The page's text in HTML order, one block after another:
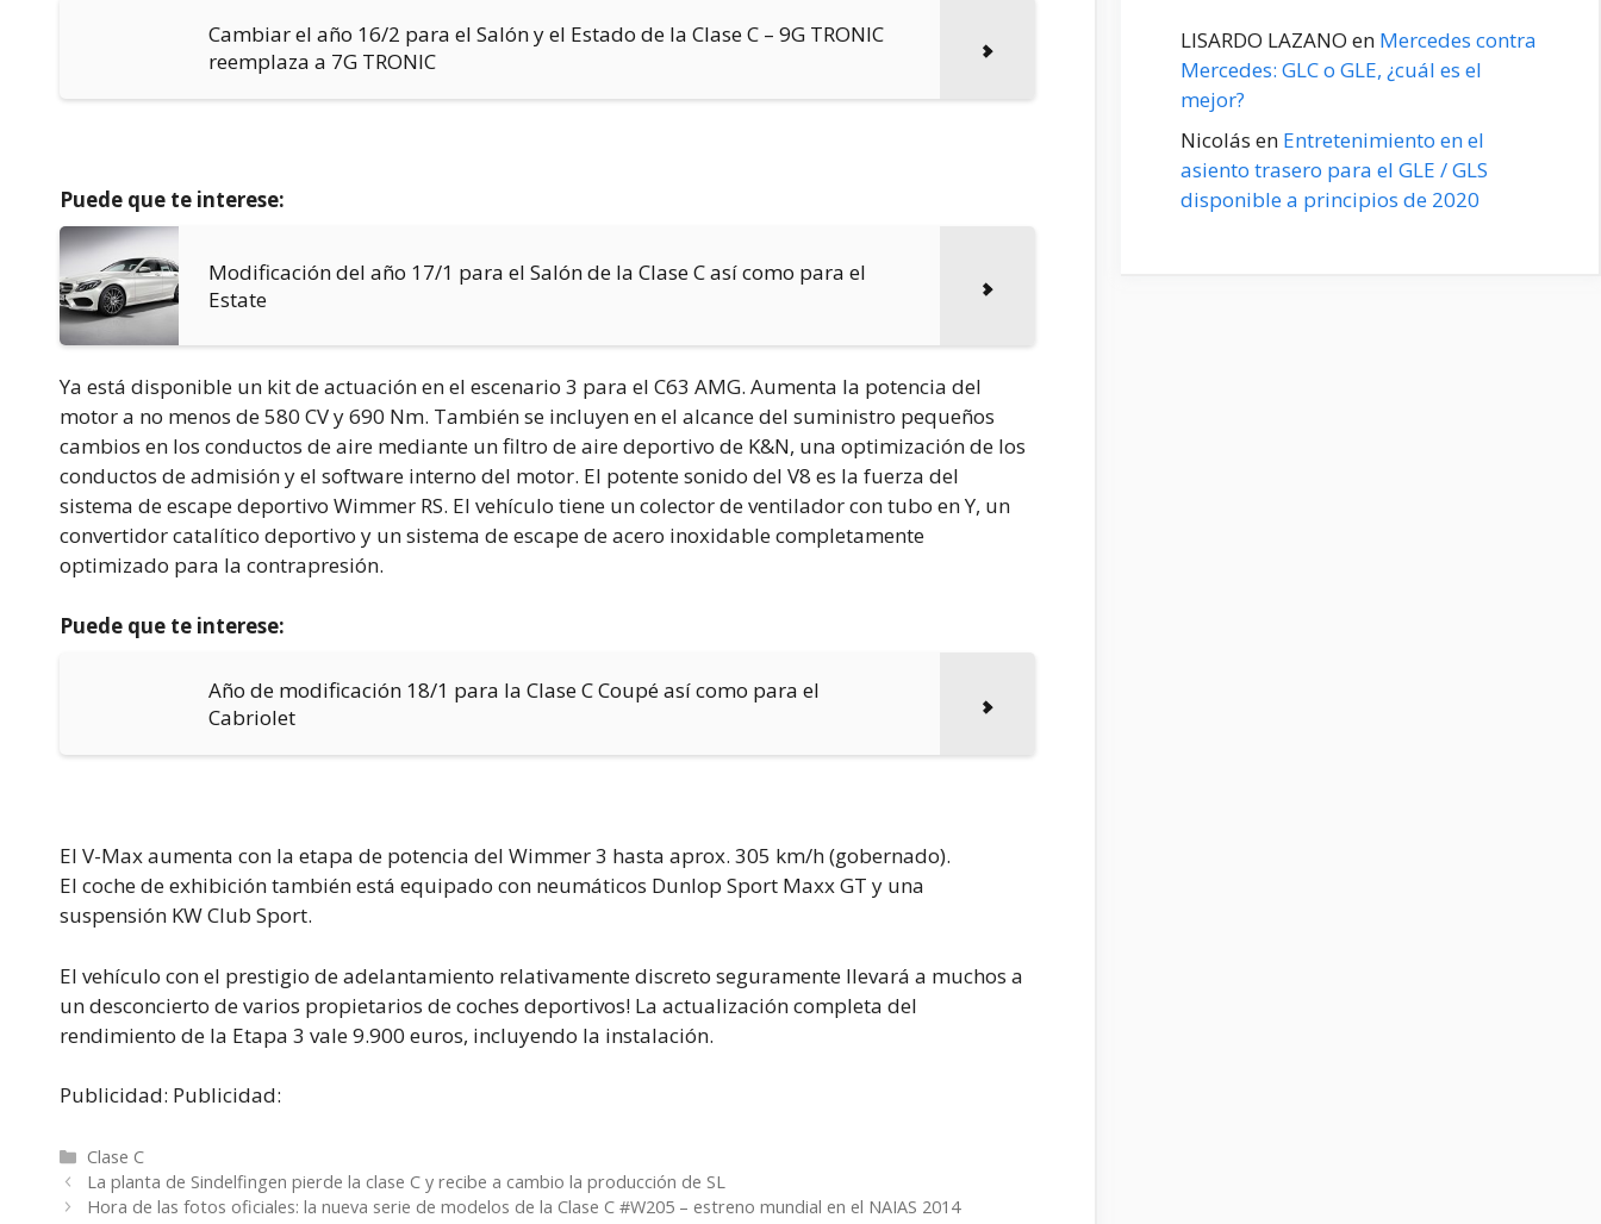
Cambiar el año 16/2 para el Salón y el Estado de la Clase C – 9G TRONIC
reemplaza a 7G TRONIC
Puede que te interese:
Modificación del año 17/1 para el Salón de la Clase C así como para el
Estate
Ya está disponible un kit de actuación en el escenario 3 para el C63 AMG. Aumenta la potencia del
motor a no menos de 580 CV y 690 Nm. También se incluyen en el alcance del suministro pequeños
cambios en los conductos de aire mediante un filtro de aire deportivo de K&N, una optimización de los
conductos de admisión y el software interno del motor. El potente sonido del V8 es la fuerza del
sistema de escape deportivo Wimmer RS. El vehículo tiene un colector de ventilador con tubo en Y, un
convertidor catalítico deportivo y un sistema de escape de acero inoxidable completamente
optimizado para la contrapresión.
Puede que te interese:
Año de modificación 18/1 para la Clase C Coupé así como para el
Cabriolet
El V-Max aumenta con la etapa de potencia del Wimmer 3 hasta aprox. 305 km/h (gobernado).
El coche de exhibición también está equipado con neumáticos Dunlop Sport Maxx GT y una
suspensión KW Club Sport.
El vehículo con el prestigio de adelantamiento relativamente discreto seguramente llevará a muchos a
un desconcierto de varios propietarios de coches deportivos! La actualización completa del
rendimiento de la Etapa 3 vale 9.900 euros, incluyendo la instalación.
Publicidad: Publicidad:
Categorías
Clase C
La planta de Sindelfingen pierde la clase C y recibe a cambio la producción de SL
Hora de las fotos oficiales: la nueva serie de modelos de la Clase C #W205 – estreno mundial en el NAIAS 2014
LISARDO LAZANO en Mercedes contra
Mercedes: GLC o GLE, ¿cuál es el
mejor?
Nicolás en Entretenimiento en el
asiento trasero para el GLE / GLS
disponible a principios de 2020